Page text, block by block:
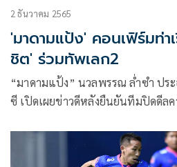
2 ธันวาคม 2565
'มาดามแป้ง' คอนเฟิร์มท่
ชิต' ร่วมทัพเลก2
“มาดามแป้ง” นวลพรรณ ล่ำซำ ประ
ซี เปิดเผยข่าวดีหลังยืนยันทีมปิดดีล
จาก บีจี ปทุมฯ มาร่วมทัพเป็นที่เรียบ
สัญญายืมตัว จบฤดูกาล 2022-23